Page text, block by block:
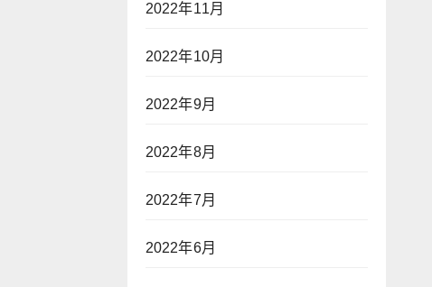
2022年11月
2022年10月
2022年9月
2022年8月
2022年7月
2022年6月